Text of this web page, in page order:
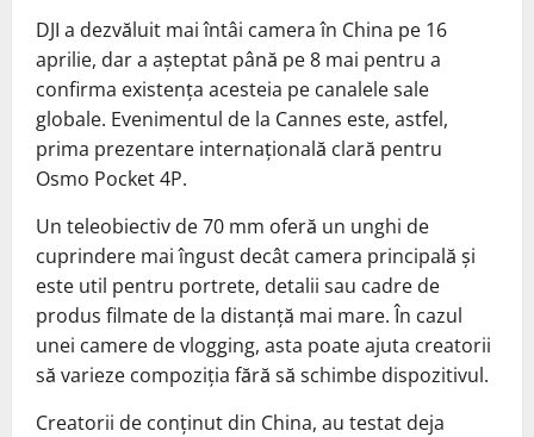
DJI a dezvăluit mai întâi camera în China pe 16
aprilie, dar a așteptat până pe 8 mai pentru a
confirma existența acesteia pe canalele sale
globale. Evenimentul de la Cannes este, astfel,
prima prezentare internațională clară pentru
Osmo Pocket 4P.
Un teleobiectiv de 70 mm oferă un unghi de
cuprindere mai îngust decât camera principală și
este util pentru portrete, detalii sau cadre de
produs filmate de la distanță mai mare. În cazul
unei camere de vlogging, asta poate ajuta creatorii
să varieze compoziția fără să schimbe dispozitivul.
Creatorii de conținut din China, au testat deja